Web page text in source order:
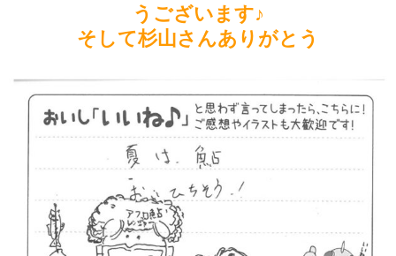
うございます♪
そして杉山さんありがとう